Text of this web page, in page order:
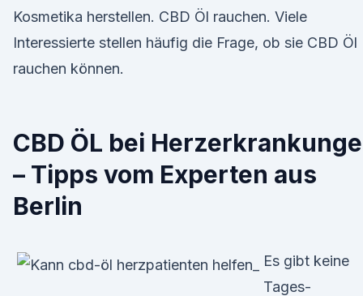
Kosmetika herstellen. CBD Öl rauchen. Viele
Interessierte stellen häufig die Frage, ob sie CBD Öl
rauchen können.
CBD ÖL bei
– Tipps vom Experten aus
Berlin
Es gibt keine
Tages-